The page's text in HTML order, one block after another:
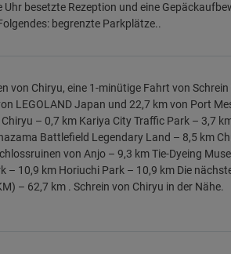
Uhr besetzte Rezeption und eine
begrenzte Parkplätze..
von Chiryu, eine 1-minütige Fahrt von
LEGOLAND Japan und 22,7 km von Port
– 0,7 km Kariya City Traffic Park – 3,7
Battlefield Legendary Land – 8,5 km
von Anjo – 9,3 km Tie-Dyeing
– 10,9 km Horiuchi Park – 10,9 km Die
– 62,7 km . Schrein von Chiryu in der Nähe.